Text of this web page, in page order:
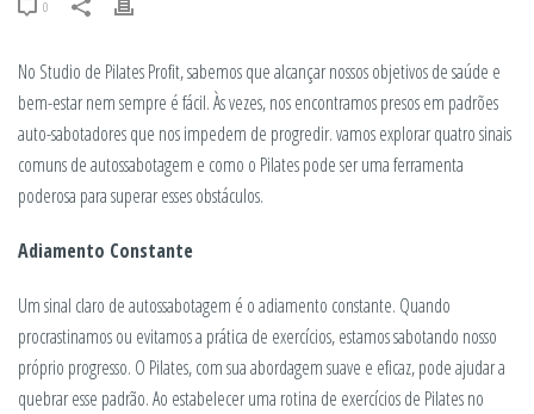
0
No Studio de Pilates Profit, sabemos que alcançar nossos objetivos de saúde e
bem-estar nem sempre é fácil. Às vezes, nos encontramos presos em padrões
auto-sabotadores que nos impedem de progredir. vamos explorar quatro sinais
comuns de autossabotagem e como o Pilates pode ser uma ferramenta
poderosa para superar esses obstáculos.
Adiamento Constante
Um sinal claro de autossabotagem é o adiamento constante. Quando
procrastinamos ou evitamos a prática de exercícios, estamos sabotando nosso
próprio progresso. O Pilates, com sua abordagem suave e eficaz, pode ajudar a
quebrar esse padrão. Ao estabelecer uma rotina de exercícios de Pilates no